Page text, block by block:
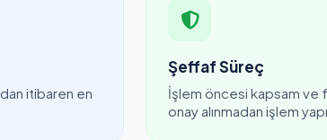
itibaren en
Şeffaf Süreç
İşlem öncesi kapsam ve
onay alınmadan işlem